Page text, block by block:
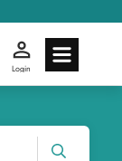
Login